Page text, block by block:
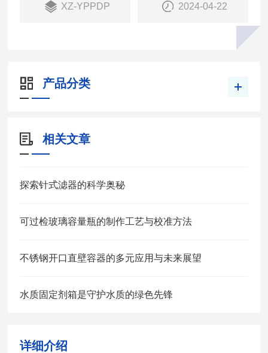
XZ-YPPDP 2024-04-22
产品分类
相关文章
探索针式滤器的科学奥秘
可过检玻璃容量瓶的制作工艺与校准方法
不锈钢开口直壁容器的多元应用与未来展望
水质固定剂箱是守护水质的绿色先锋
详细介绍